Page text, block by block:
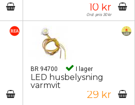
10 kr
Ord. pris 30 kr
BR 94700 I lager
LED husbelysning
varmvit
29 kr